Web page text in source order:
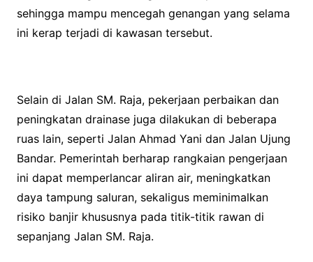
sehingga mampu mencegah genangan yang selama
ini kerap terjadi di kawasan tersebut.
Selain di Jalan SM. Raja, pekerjaan perbaikan dan
peningkatan drainase juga dilakukan di beberapa
ruas lain, seperti Jalan Ahmad Yani dan Jalan Ujung
Bandar. Pemerintah berharap rangkaian pengerjaan
ini dapat memperlancar aliran air, meningkatkan
daya tampung saluran, sekaligus meminimalkan
risiko banjir khususnya pada titik-titik rawan di
sepanjang Jalan SM. Raja.